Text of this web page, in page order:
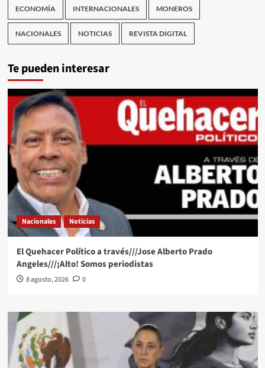
ECONOMÍA INTERNACIONALES MONEROS
NACIONALES NOTICIAS REVISTA DIGITAL
Te pueden interesar
Nacionales Noticias
El Quehacer Político a través///Jose Alberto Prado
Angeles///¡Alto! Somos periodistas
8 agosto, 2026 0